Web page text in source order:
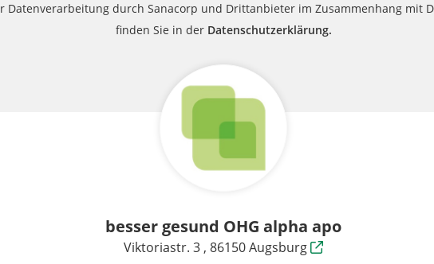
Datenverarbeitung durch Sanacorp und Drittanbieter im Zusammenhang mit
finden Sie in der Datenschutzerklärung.
besser gesund OHG alpha apo
Viktoriastr. 3 , 86150 Augsburg